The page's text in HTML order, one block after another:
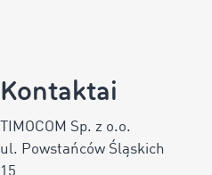
Kontaktai
TIMOCOM Sp. z o.o.
ul. Powstańców Śląskich
15